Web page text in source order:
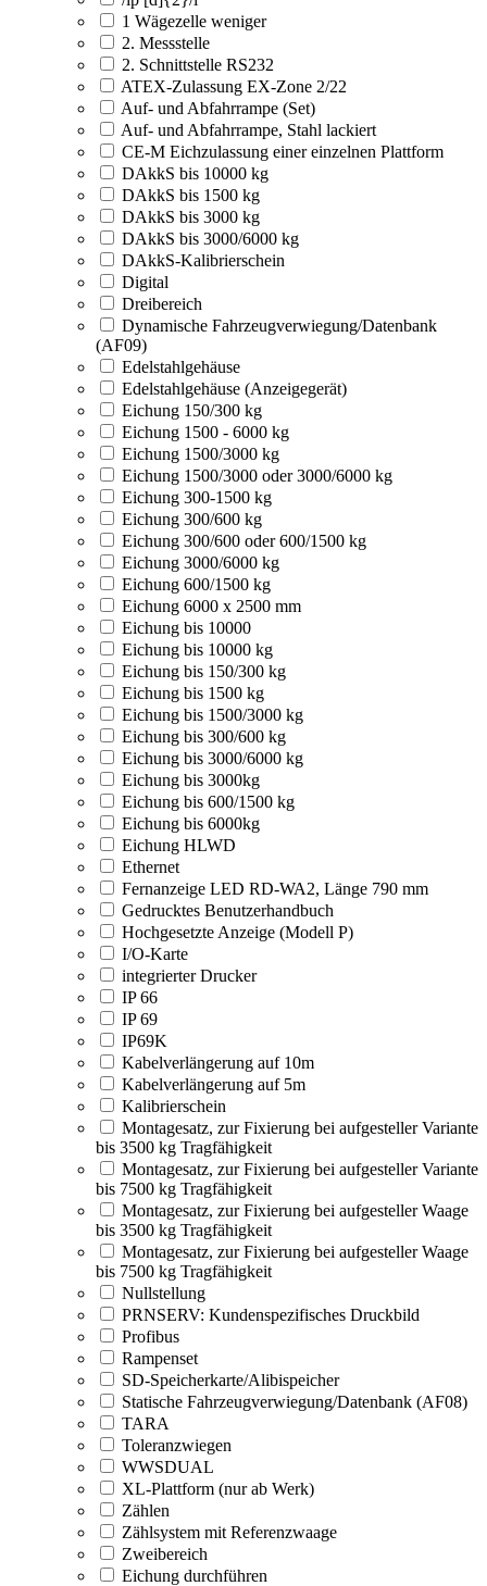
1 Wägezelle weniger
2. Messstelle
2. Schnittstelle RS232
ATEX-Zulassung EX-Zone 2/22
Auf- und Abfahrrampe (Set)
Auf- und Abfahrrampe, Stahl lackiert
CE-M Eichzulassung einer einzelnen Plattform
DAkkS bis 10000 kg
DAkkS bis 1500 kg
DAkkS bis 3000 kg
DAkkS bis 3000/6000 kg
DAkkS-Kalibrierschein
Digital
Dreibereich
Dynamische Fahrzeugverwiegung/Datenbank
(AF09)
Edelstahlgehäuse
Edelstahlgehäuse (Anzeigegerät)
Eichung 150/300 kg
Eichung 1500 - 6000 kg
Eichung 1500/3000 kg
Eichung 1500/3000 oder 3000/6000 kg
Eichung 300-1500 kg
Eichung 300/600 kg
Eichung 300/600 oder 600/1500 kg
Eichung 3000/6000 kg
Eichung 600/1500 kg
Eichung 6000 x 2500 mm
Eichung bis 10000
Eichung bis 10000 kg
Eichung bis 150/300 kg
Eichung bis 1500 kg
Eichung bis 1500/3000 kg
Eichung bis 300/600 kg
Eichung bis 3000/6000 kg
Eichung bis 3000kg
Eichung bis 600/1500 kg
Eichung bis 6000kg
Eichung HLWD
Ethernet
Fernanzeige LED RD-WA2, Länge 790 mm
Gedrucktes Benutzerhandbuch
Hochgesetzte Anzeige (Modell P)
I/O-Karte
integrierter Drucker
IP 66
IP 69
IP69K
Kabelverlängerung auf 10m
Kabelverlängerung auf 5m
Kalibrierschein
Montagesatz, zur Fixierung bei aufgesteller Variante
bis 3500 kg Tragfähigkeit
Montagesatz, zur Fixierung bei aufgesteller Variante
bis 7500 kg Tragfähigkeit
Montagesatz, zur Fixierung bei aufgesteller Waage
bis 3500 kg Tragfähigkeit
Montagesatz, zur Fixierung bei aufgesteller Waage
bis 7500 kg Tragfähigkeit
Nullstellung
PRNSERV: Kundenspezifisches Druckbild
Profibus
Rampenset
SD-Speicherkarte/Alibispeicher
Statische Fahrzeugverwiegung/Datenbank (AF08)
TARA
Toleranzwiegen
WWSDUAL
XL-Plattform (nur ab Werk)
Zählen
Zählsystem mit Referenzwaage
Zweibereich
Eichung durchführen